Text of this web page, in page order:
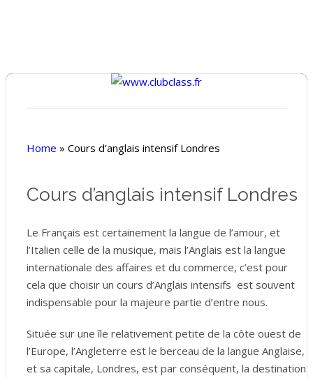
Home » Cours d’anglais intensif Londres
Cours d’anglais intensif Londres
Le Français est certainement la langue de l’amour, et
l’Italien celle de la musique, mais l’Anglais est la langue
internationale des affaires et du commerce, c’est pour
cela que choisir un cours d’Anglais intensifs est souvent
indispensable pour la majeure partie d’entre nous.
Située sur une île relativement petite de la côte ouest de
l’Europe, l’Angleterre est le berceau de la langue Anglaise,
et sa capitale, Londres, est par conséquent, la destination